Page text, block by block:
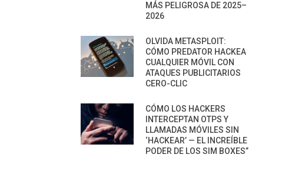
MÁS PELIGROSA DE 2025–
2026
OLVIDA METASPLOIT:
CÓMO PREDATOR HACKEA
CUALQUIER MÓVIL CON
ATAQUES PUBLICITARIOS
CERO-CLIC
CÓMO LOS HACKERS
INTERCEPTAN OTPS Y
LLAMADAS MÓVILES SIN
‘HACKEAR’ — EL INCREÍBLE
PODER DE LOS SIM BOXES”